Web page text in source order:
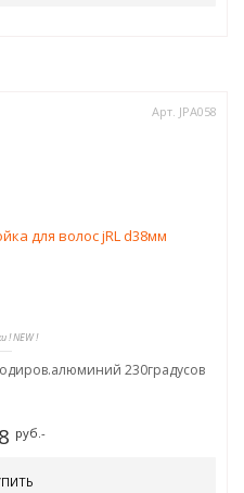
Арт. JPA058
! NEW !
230градусов
руб.-